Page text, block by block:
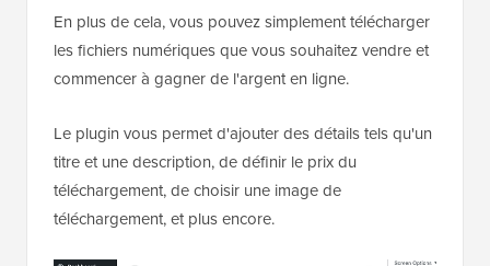
En plus de cela, vous pouvez simplement télécharger
les fichiers numériques que vous souhaitez vendre et
commencer à gagner de l'argent en ligne.
Le plugin vous permet d'ajouter des détails tels qu'un
titre et une description, de définir le prix du
téléchargement, de choisir une image de
téléchargement, et plus encore.